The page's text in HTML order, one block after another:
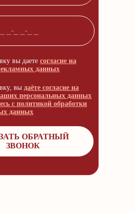
вы даете согласие на
данных
вы даёте согласие на
персональных данных
с политикой обработки
данных
ОБРАТНЫЙ
ЗВОНОК